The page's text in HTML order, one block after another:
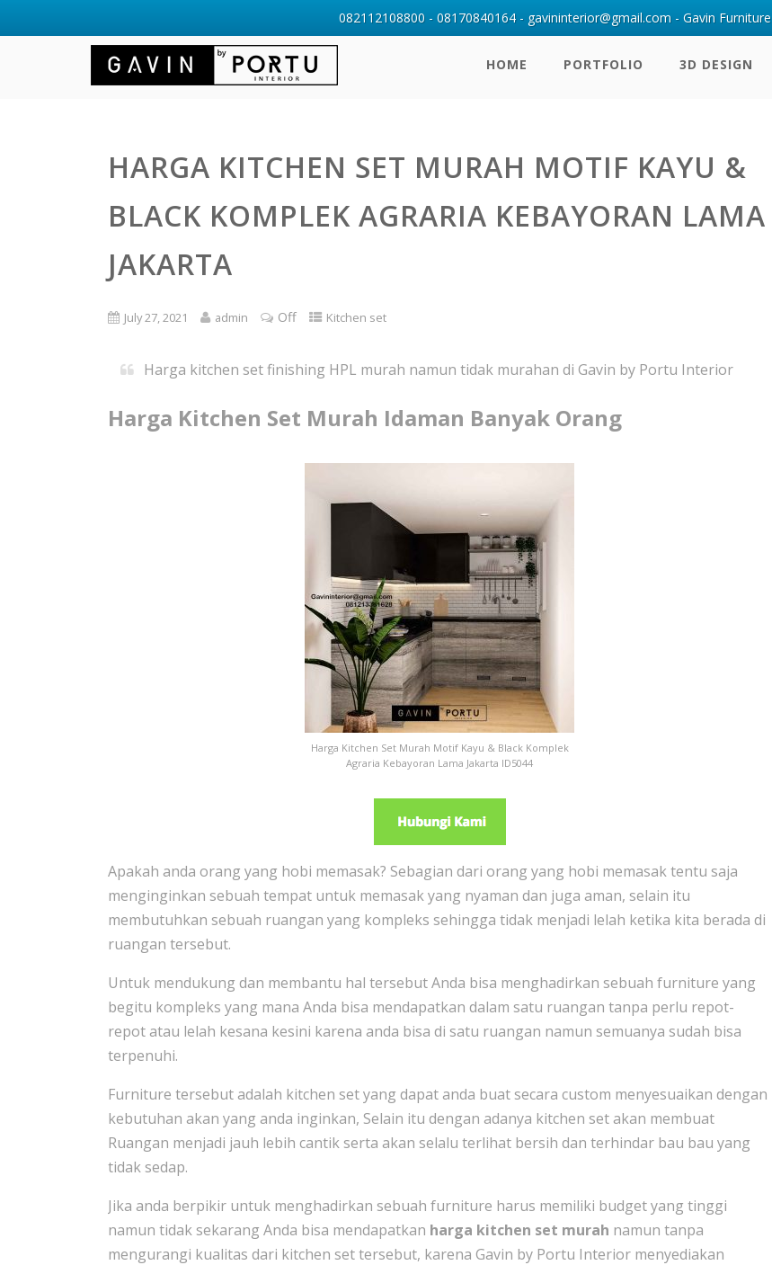
HOME PORTFOLIO 3D DESIGN
HARGA KITCHEN SET MURAH MOTIF KAYU &
BLACK KOMPLEK AGRARIA KEBAYORAN LAMA
JAKARTA
July 27, 2021 admin Off Kitchen set
Harga kitchen set finishing HPL murah namun tidak murahan di Gavin by Portu Interior
Harga Kitchen Set Murah Idaman Banyak Orang
Harga Kitchen Set Murah Motif Kayu & Black Komplek
Agraria Kebayoran Lama Jakarta ID5044
Apakah anda orang yang hobi memasak? Sebagian dari orang yang hobi memasak tentu saja
menginginkan sebuah tempat untuk memasak yang nyaman dan juga aman, selain itu
membutuhkan sebuah ruangan yang kompleks sehingga tidak menjadi lelah ketika kita berada di
ruangan tersebut.
Untuk mendukung dan membantu hal tersebut Anda bisa menghadirkan sebuah furniture yang
begitu kompleks yang mana Anda bisa mendapatkan dalam satu ruangan tanpa perlu repot-
repot atau lelah kesana kesini karena anda bisa di satu ruangan namun semuanya sudah bisa
terpenuhi.
Furniture tersebut adalah kitchen set yang dapat anda buat secara custom menyesuaikan dengan
kebutuhan akan yang anda inginkan, Selain itu dengan adanya kitchen set akan membuat
Ruangan menjadi jauh lebih cantik serta akan selalu terlihat bersih dan terhindar bau bau yang
tidak sedap.
Jika anda berpikir untuk menghadirkan sebuah furniture harus memiliki budget yang tinggi
namun tidak sekarang Anda bisa mendapatkan harga kitchen set murah namun tanpa
mengurangi kualitas dari kitchen set tersebut, karena Gavin by Portu Interior menyediakan
082112108800 - 08170840164 - gavininterior@gmail.com - Gavin Furniture